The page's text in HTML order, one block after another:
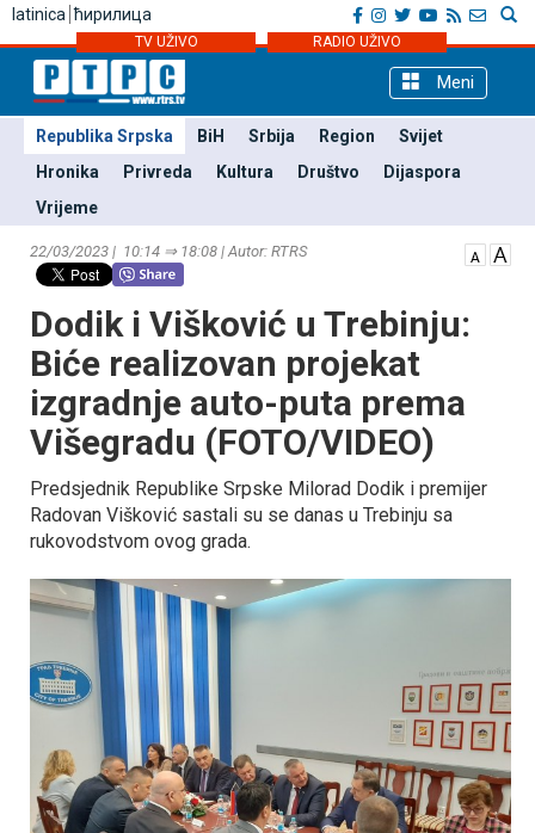
latinica ћирилица
TV UŽIVO RADIO UŽIVO
Meni
Republika Srpska BiH Srbija Region
Svijet
Hronika
Privreda Kultura Društvo
Dijaspora
Vrijeme
22/03/2023 | 10:14 ⇒ 18:08 | Autor: RTRS
Dodik i Višković u Trebinju:
Biće realizovan projekat
izgradnje auto-puta prema
Višegradu (FOTO/VIDEO)
Predsjednik Republike Srpske Milorad Dodik i premijer
Radovan Višković sastali su se danas u Trebinju sa
rukovodstvom ovog grada.